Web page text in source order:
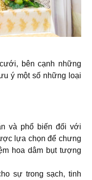
bên cạnh những
ý một số những loại
và phổ biến đối với
lựa chọn để chưng
hoa dâm bụt tượng
sự trong sạch, tinh